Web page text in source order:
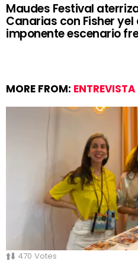
Maudes Festival
Canarias con Fisher yel
imponente escenario
MORE FROM:
470 Votes